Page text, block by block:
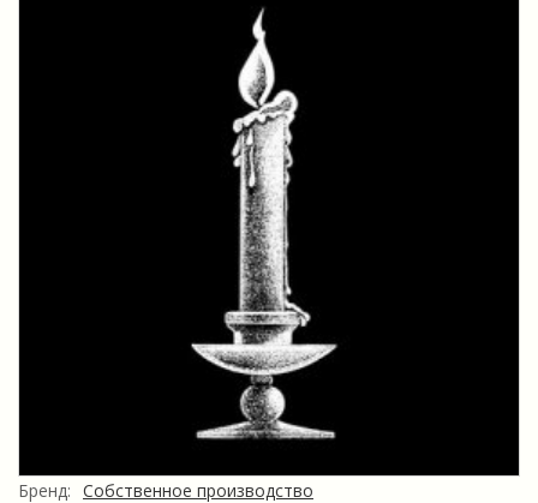
Бренд: Собственное производство